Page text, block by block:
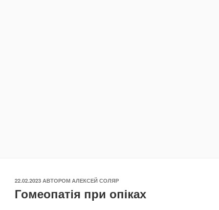
ОПУБЛІКОВАНО
22.02.2023 АВТОРОМ АЛЕКСЕЙ СОЛЯР
Гомеопатія при опіках